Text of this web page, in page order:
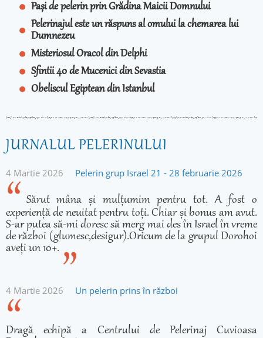
Pași de pelerin prin Grădina Maicii Domnului
Pelerinajul este un răspuns al omului la chemarea lui
Dumnezeu
Misteriosul Oracol din Delphi
Sfintii 40 de Mucenici din Sevastia
Obeliscul Egiptean din Istanbul
JURNALUL PELERINULUI
4 Martie 2026 Pelerin grup Israel 21 - 28 februarie 2026
Sărut mâna și mulțumim pentru tot. A fost o
experiență de neuitat pentru toți. Chiar și bonus am avut.
S-ar putea să-mi doresc să merg mai des în Israel în vreme
de război (glumesc,desigur).Oricum de la grupul Dorohoi
aveți un 10+.
4 Martie 2026 Un pelerin prins în război
Dragă echipă a Centrului de Pelerinaj Cuvioasa